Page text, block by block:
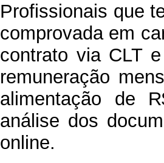
Profissionais que
comprovada em
contrato via CLT
remuneração
alimentação de
análise dos
online.